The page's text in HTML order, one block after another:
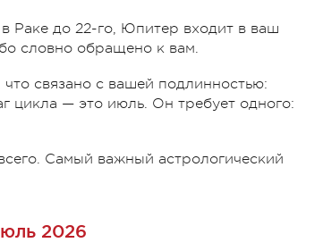
Раке до 22-го, Юпитер входит в ваш
словно обращено к вам.
связано с вашей подлинностью:
цикла — это июль. Он требует одного:
Самый важный астрологический
2026